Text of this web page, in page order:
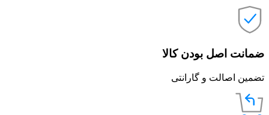
ضمانت اصل بودن کالا
تضمین اصالت و گارانتی